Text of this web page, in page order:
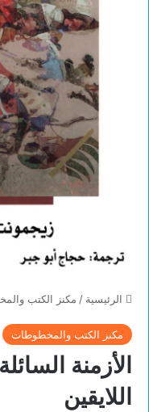
الرئيسية / مكنز الكتب
مكنز الكتب والمخطوطات
الأزمنة
اللايقين